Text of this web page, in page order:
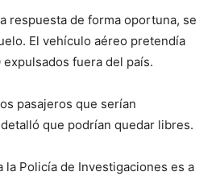
respuesta de forma oportuna, se
El vehículo aéreo pretendía
fuera del país.
pasajeros que serían
que podrían quedar libres.
la Policía de Investigaciones es a